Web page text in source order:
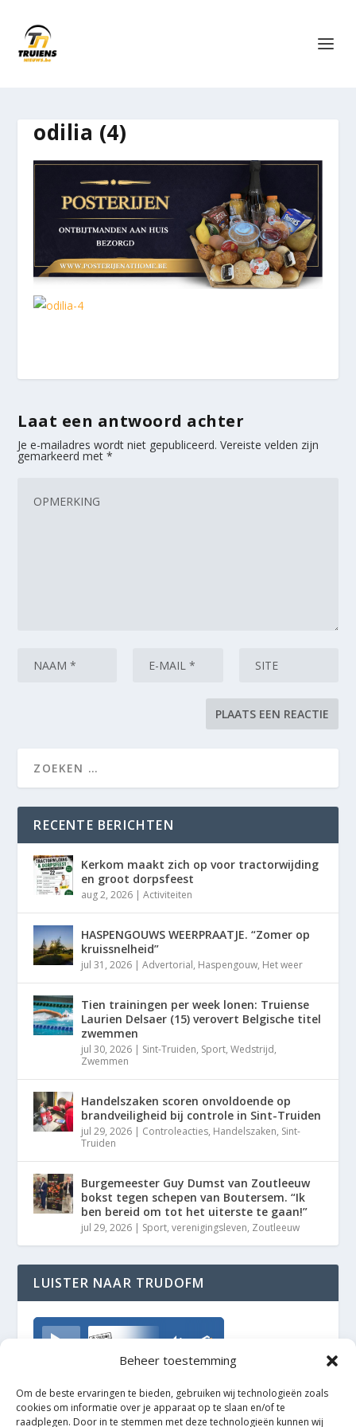
Beheer toestemming
Om de beste ervaringen te bieden, gebruiken wij technologieën zoals
cookies om informatie over je apparaat op te slaan en/of te
raadplegen. Door in te stemmen met deze technologieën kunnen wij
odilia (4)
Laat een antwoord achter
Je e-mailadres wordt niet gepubliceerd. Vereiste velden zijn
gemarkeerd met*
RECENTE BERICHTEN
Kerkom maakt zich op voor tractorwijding
en groot dorpsfeest
aug 2, 2026 |Activiteiten
HASPENGOUWS WEERPRAATJE. “Zomer op
kruissnelheid”
jul 31, 2026 |Advertorial, Haspengouw, Het weer
Tien trainingen per week lonen: Truiense
Laurien Delsaer (15) verovert Belgische titel
zwemmen
jul 30, 2026 | Sint-Truiden, Sport,Wedstrijd,
Zwemmen
Handelszaken scoren onvoldoende op
brandveiligheid bij controle in Sint-Truiden
jul 29, 2026 | Controleacties, Handelszaken, Sint-
Truiden
Burgemeester Guy Dumst van Zoutleeuw
bokst tegen schepen van Boutersem. “Ik
ben bereid om tot het uiterste te gaan!”
jul 29, 2026 | Sport,verenigingsleven, Zoutleeuw
LUISTER NAAR TRUDOFM
TrudoFM